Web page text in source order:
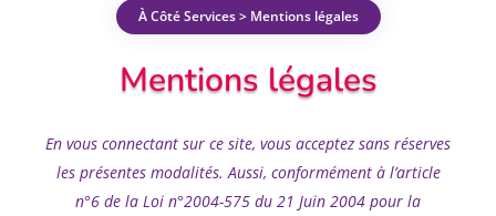
À Côté Services > Mentions légales
Mentions légales
En vous connectant sur ce site, vous acceptez sans réserves
les présentes modalités. Aussi, conformément à l’article
n°6 de la Loi n°2004-575 du 21 Juin 2004 pour la